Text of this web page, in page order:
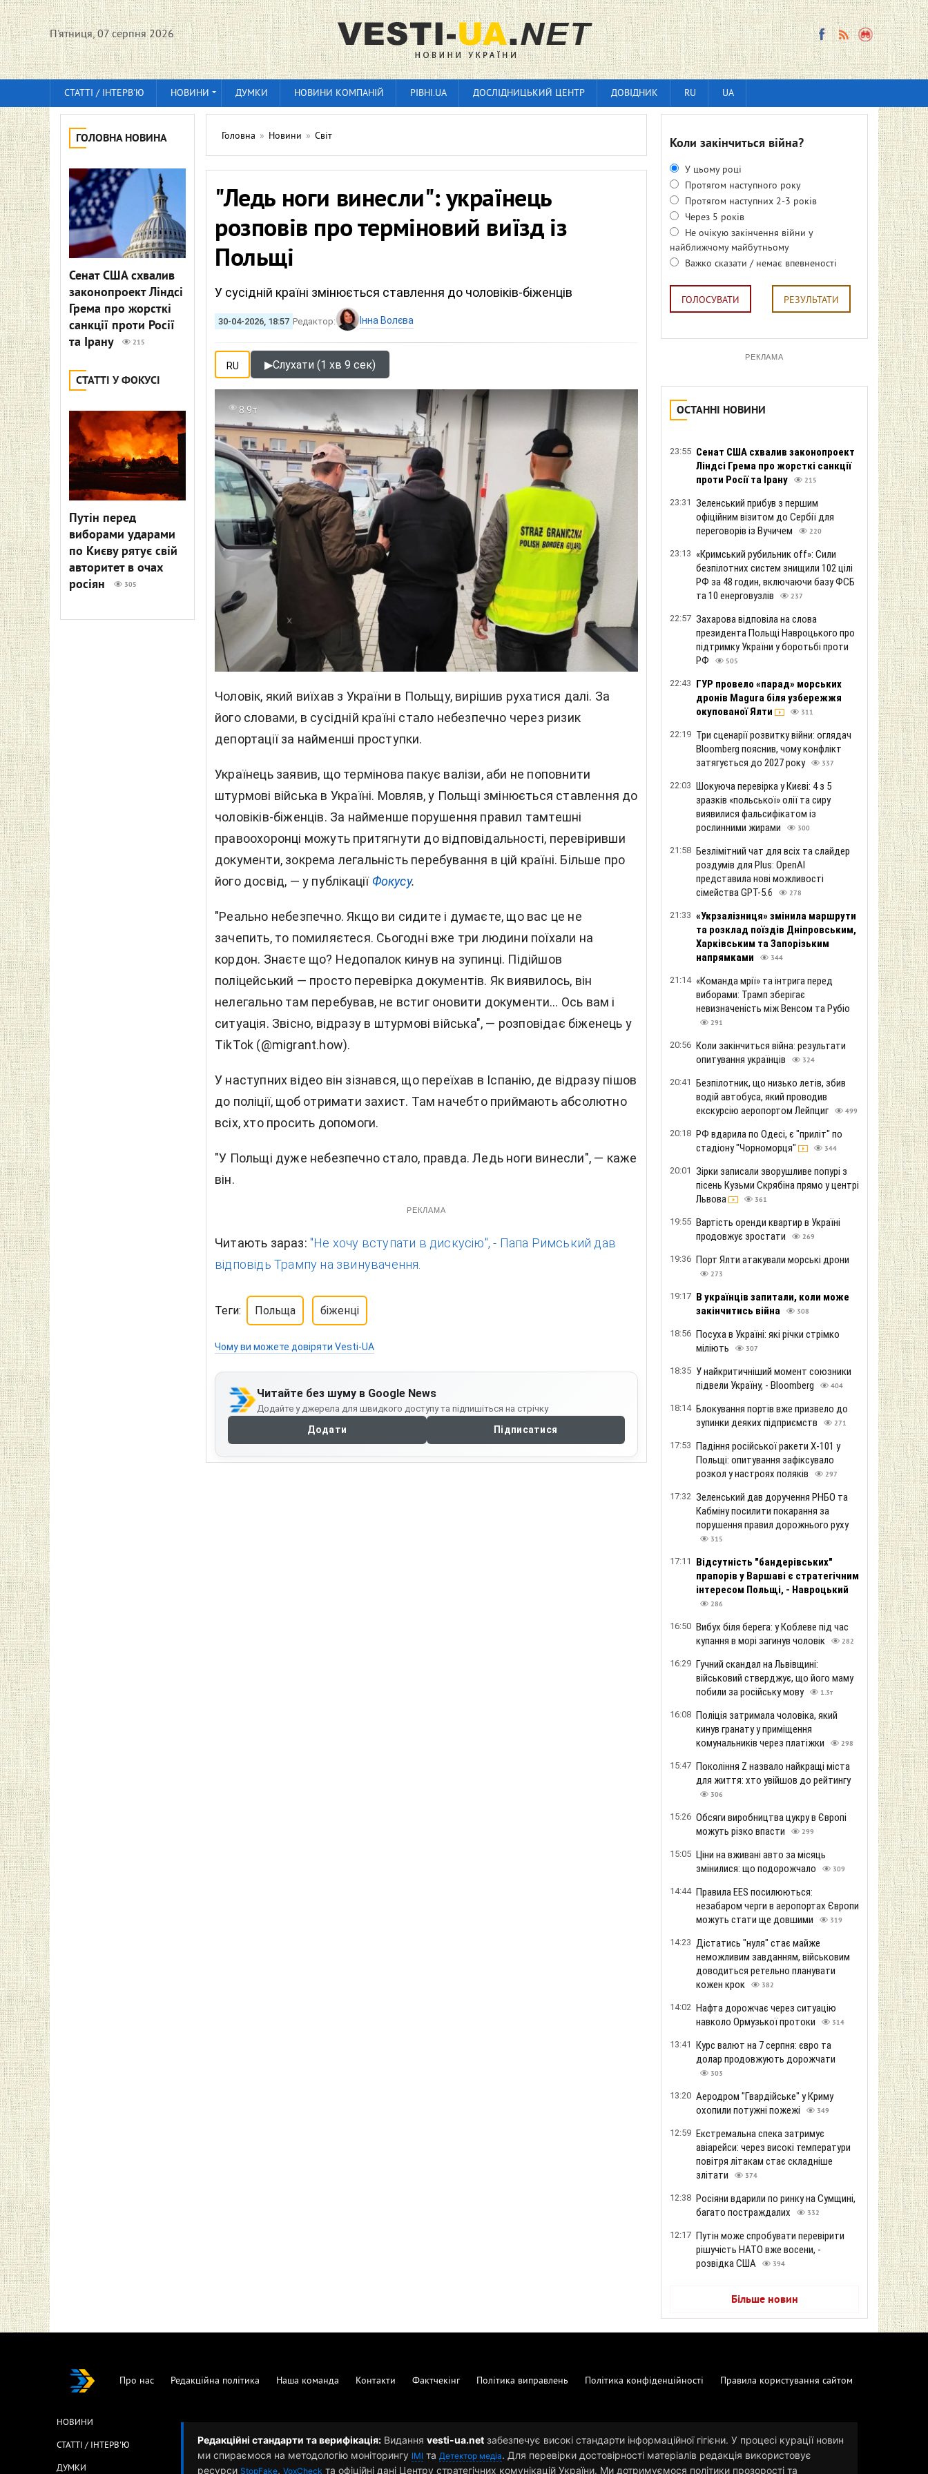
П'ятниця, 07 серпня 2026
СТАТТІ / ІНТЕРВ'Ю НОВИНИ ДУМКИ НОВИНИ КОМПАНІЙ РІВНІ.UA ДОСЛІДНИЦЬКИЙ ЦЕНТР ДОВІДНИК RU UA
ГОЛОВНА НОВИНА
Сенат США схвалив
законопроект Ліндсі
Грема про жорсткі
санкції проти Росії
та Ірану
215
СТАТТІ У ФОКУСІ
Путін перед
виборами ударами
по Києву рятує свій
авторитет в очах
росіян
305
Головна » Новини » Світ
"Ледь ноги винесли": українець
розповів про терміновий виїзд із
Польщі
У сусідній країні змінюється ставлення до чоловіків-біженців
30-04-2026, 18:57 Редактор: Інна Волєва
RU ▶Слухати (1 хв 9 сек)
8.9т
Чоловік, який виїхав з України в Польщу, вирішив рухатися далі. За
його словами, в сусідній країні стало небезпечно через ризик
депортації за найменші проступки.
Українець заявив, що термінова пакує валізи, аби не поповнити
штурмові війська в Україні. Мовляв, у Польщі змінюється ставлення до
чоловіків-біженців. За найменше порушення правил тамтешні
правоохоронці можуть притягнути до відповідальності, перевіривши
документи, зокрема легальність перебування в цій країні. Більше про
його досвід, — у публікації Фокусу.
"Реально небезпечно. Якщо ви сидите і думаєте, що вас це не
зачепить, то помиляєтеся. Сьогодні вже три людини поїхали на
кордон. Знаєте що? Недопалок кинув на зупинці. Підійшов
поліцейський — просто перевірка документів. Як виявилось, він
нелегально там перебував, не встиг оновити документи… Ось вам і
ситуація. Звісно, відразу в штурмові війська", — розповідає біженець у
TikTok (@migrant.how).
У наступних відео він зізнався, що переїхав в Іспанію, де відразу пішов
до поліції, щоб отримати захист. Там начебто приймають абсолютно
всіх, хто просить допомоги.
"У Польщі дуже небезпечно стало, правда. Ледь ноги винесли", — каже
він.
РЕКЛАМА
Читають зараз: "Не хочу вступати в дискусію", - Папа Римський дав
відповідь Трампу на звинувачення.
Теги: Польща біженці
Чому ви можете довіряти Vesti-UA
Читайте без шуму в Google News
Додайте у джерела для швидкого доступу та підпишіться на стрічку
Додати Підписатися
Коли закінчиться війна?
У цьому році
Протягом наступного року
Протягом наступних 2-3 років
Через 5 років
Не очікую закінчення війни у
найближчому майбутньому
Важко сказати / немає впевненості
ГОЛОСУВАТИ РЕЗУЛЬТАТИ
РЕКЛАМА
ОСТАННІ НОВИНИ
23:55 Сенат США схвалив законопроект
Ліндсі Грема про жорсткі санкції
проти Росії та Ірану
215
23:31 Зеленський прибув з першим
офіційним візитом до Сербії для
переговорів із Вучичем
220
23:13 «Кримський рубильник off»: Сили
безпілотних систем знищили 102 цілі
РФ за 48 годин, включаючи базу ФСБ
та 10 енерговузлів
237
22:57 Захарова відповіла на слова
президента Польщі Навроцького про
підтримку України у боротьбі проти
РФ
505
22:43 ГУР провело «парад» морських
дронів Magura біля узбережжя
окупованої Ялти
311
22:19 Три сценарії розвитку війни: оглядач
Bloomberg пояснив, чому конфлікт
затягується до 2027 року
337
22:03 Шокуюча перевірка у Києві: 4 з 5
зразків «польської» олії та сиру
виявилися фальсифікатом із
рослинними жирами
300
21:58 Безлімітний чат для всіх та слайдер
роздумів для Plus: OpenAI
представила нові можливості
сімейства GPT-5.6
278
21:33 «Укрзалізниця» змінила маршрути
та розклад поїздів Дніпровським,
Харківським та Запорізьким
напрямками
344
21:14 «Команда мрії» та інтрига перед
виборами: Трамп зберігає
невизначеність між Венсом та Рубіо
291
20:56 Коли закінчиться війна: результати
опитування українців
324
20:41 Безпілотник, що низько летів, збив
водій автобуса, який проводив
екскурсію аеропортом Лейпциг
499
20:18 РФ вдарила по Одесі, є "приліт" по
стадіону "Чорноморця"
344
20:01 Зірки записали зворушливе попурі з
пісень Кузьми Скрябіна прямо у центрі
Львова
361
19:55 Вартість оренди квартир в Україні
продовжує зростати
269
19:36 Порт Ялти атакували морські дрони
273
19:17 В українців запитали, коли може
закінчитись війна
308
18:56 Посуха в Україні: які річки стрімко
міліють
307
18:35 У найкритичніший момент союзники
підвели Україну, - Bloomberg
404
18:14 Блокування портів вже призвело до
зупинки деяких підприємств
271
17:53 Падіння російської ракети Х-101 у
Польщі: опитування зафіксувало
розкол у настроях поляків
297
17:32 Зеленський дав доручення РНБО та
Кабміну посилити покарання за
порушення правил дорожнього руху
315
17:11
Відсутність "бандерівських"
прапорів у Варшаві є стратегічним
інтересом Польщі, - Навроцький
286
16:50 Вибух біля берега: у Коблеве під час
купання в морі загинув чоловік
282
16:29 Гучний скандал на Львівщині:
військовий стверджує, що його маму
побили за російську мову
1.3т
16:08 Поліція затримала чоловіка, який
кинув гранату у приміщення
комунальників через платіжки
298
15:47 Покоління Z назвало найкращі міста
для життя: хто увійшов до рейтингу
306
15:26 Обсяги виробництва цукру в Європі
можуть різко впасти
299
15:05 Ціни на вживані авто за місяць
змінилися: що подорожчало
309
14:44 Правила EES посилюються:
незабаром черги в аеропортах Європи
можуть стати ще довшими
319
14:23 Дістатись "нуля" стає майже
неможливим завданням, військовим
доводиться ретельно планувати
кожен крок
382
14:02 Нафта дорожчає через ситуацію
навколо Ормузької протоки
314
13:41 Курс валют на 7 серпня: євро та
долар продовжують дорожчати
303
13:20 Аеродром "Гвардійське" у Криму
охопили потужні пожежі
349
12:59 Екстремальна спека затримує
авіарейси: через високі температури
повітря літакам стає складніше
злітати
374
12:38 Росіяни вдарили по ринку на Сумщині,
багато постраждалих
332
12:17 Путін може спробувати перевірити
рішучість НАТО вже восени, -
розвідка США
394
Більше новин
Про нас Редакційна політика Наша команда Контакти Фактчекінг Політика виправлень Політика конфіденційності Правила користування сайтом
НОВИНИ
СТАТТІ / ІНТЕРВ'Ю
ДУМКИ
Редакційні стандарти та верифікація: Видання vesti-ua.net забезпечує високі стандарти інформаційної гігієни. У процесі курації новин
ми спираємося на методологію моніторингу ІМІ та Детектор медіа. Для перевірки достовірності матеріалів редакція використовує
ресурси StopFake, VoxCheck та офіційні дані Центру стратегічних комунікацій України. Ми дотримуємося політики прозорості та